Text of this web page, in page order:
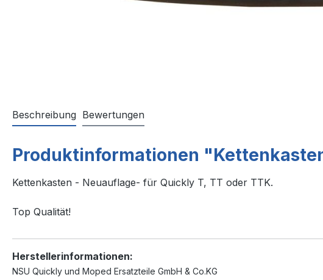
Beschreibung Bewertungen
Produktinformationen
Kettenkasten - Neuauflage- für Quickly T, TT oder TTK.
Top Qualität!
Herstellerinformationen:
NSU Quickly und Moped Ersatzteile GmbH & Co.KG